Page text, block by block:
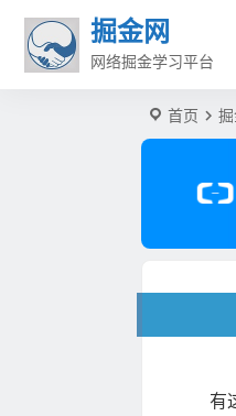
掘金网
网络掘金学习平台
首页
有